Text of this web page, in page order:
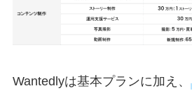
Wantedlyは基本プランに加え、